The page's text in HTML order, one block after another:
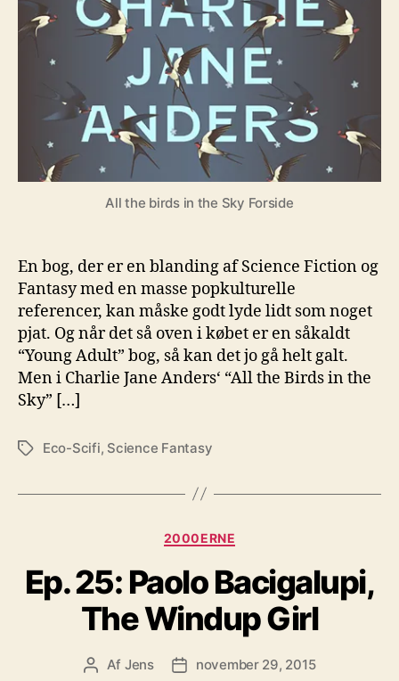
All the birds in the Sky Forside
En bog, der er en blanding af Science Fiction og
Fantasy med en masse popkulturelle
referencer, kan måske godt lyde lidt som noget
pjat. Og når det så oven i købet er en såkaldt
“Young Adult” bog, så kan det jo gå helt galt.
Men i Charlie Jane Anders‘ “All the Birds in the
Sky” […]
TagsEco-Scifi, Science Fantasy
Kategorier
2000ERNE
Ep. 25: Paolo Bacigalupi,
The Windup Girl
Indlægsforfatter
Af Jens Indlægsdato
november 29, 2015